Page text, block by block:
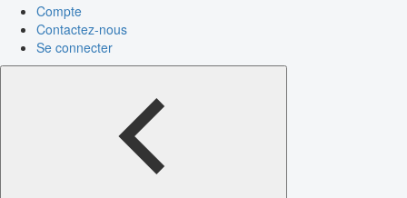
Compte
Contactez-nous
Se connecter